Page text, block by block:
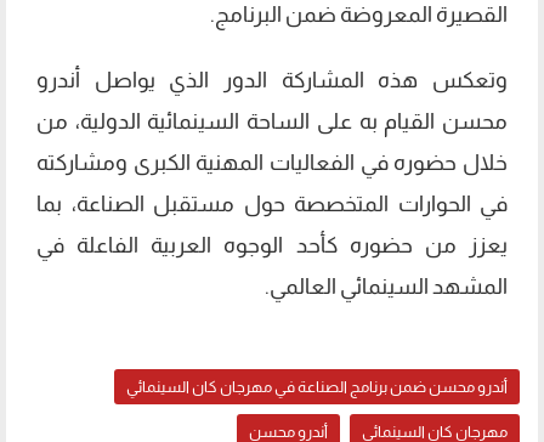
القصيرة المعروضة ضمن البرنامج.
وتعكس هذه المشاركة الدور الذي يواصل أندرو
محسن القيام به على الساحة السينمائية الدولية، من
خلال حضوره في الفعاليات المهنية الكبرى ومشاركته
في الحوارات المتخصصة حول مستقبل الصناعة، بما
يعزز من حضوره كأحد الوجوه العربية الفاعلة في
المشهد السينمائي العالمي.
أندرو محسن ضمن برنامج الصناعة في مهرجان كان السينمائي
مهرجان كان السينمائي أندرو محسن